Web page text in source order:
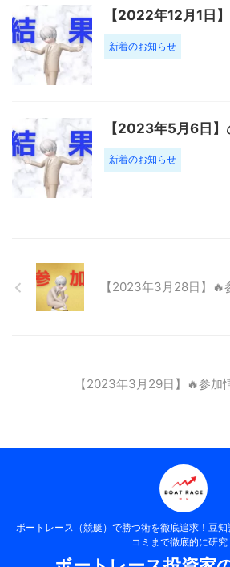
【2022年12月1日
新着のお知らせ
【2023年5月6日】
新着のお知らせ
【2023年3月28日】🔥
【2023年3月29日】🔥参加
ボートレース（競艇）で勝つ術を徹底追求！豆
コミまで徹底的に研究